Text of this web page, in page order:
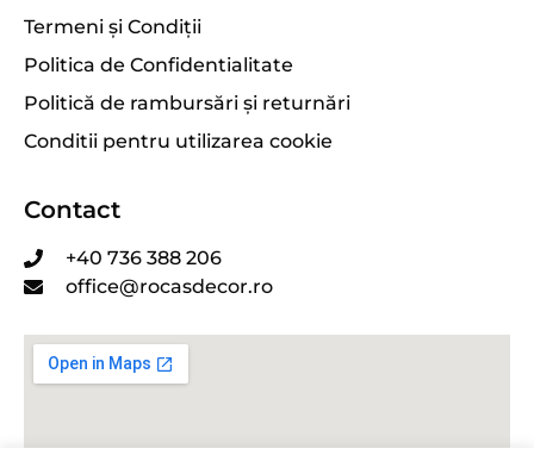
Termeni și Condiții
Politica de Confidentialitate
Politică de rambursări și returnări
Conditii pentru utilizarea cookie
Contact
+40 736 388 206
office@rocasdecor.ro